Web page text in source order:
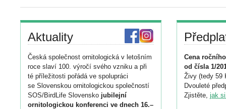
Aktuality
Česká společnost ornitologická v letošním
roce slaví 100. výročí svého vzniku a při
té příležitosti pořádá ve spolupráci
se Slovenskou ornitologickou společností
SOS/BirdLife Slovensko jubilejní
ornitologickou konferenci ve dnech 16.–
Cena
od čísla 1/
Živy (tedy 59
Dvouleté
Zjistěte, jak